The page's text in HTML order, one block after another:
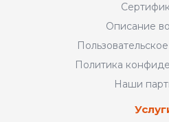
Описание
Политика
Наши